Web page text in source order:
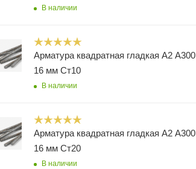
В наличии
Арматура квадратная гладкая А2 А300
16 мм Ст10
В наличии
Арматура квадратная гладкая А2 А300
16 мм Ст20
В наличии